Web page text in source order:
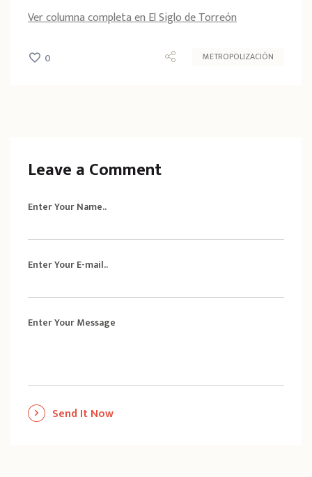
Ver columna completa en El Siglo de Torreón
0 METROPOLIZACIÓN
Leave a Comment
Enter Your Name..
Enter Your E-mail..
Enter Your Message
Send It Now